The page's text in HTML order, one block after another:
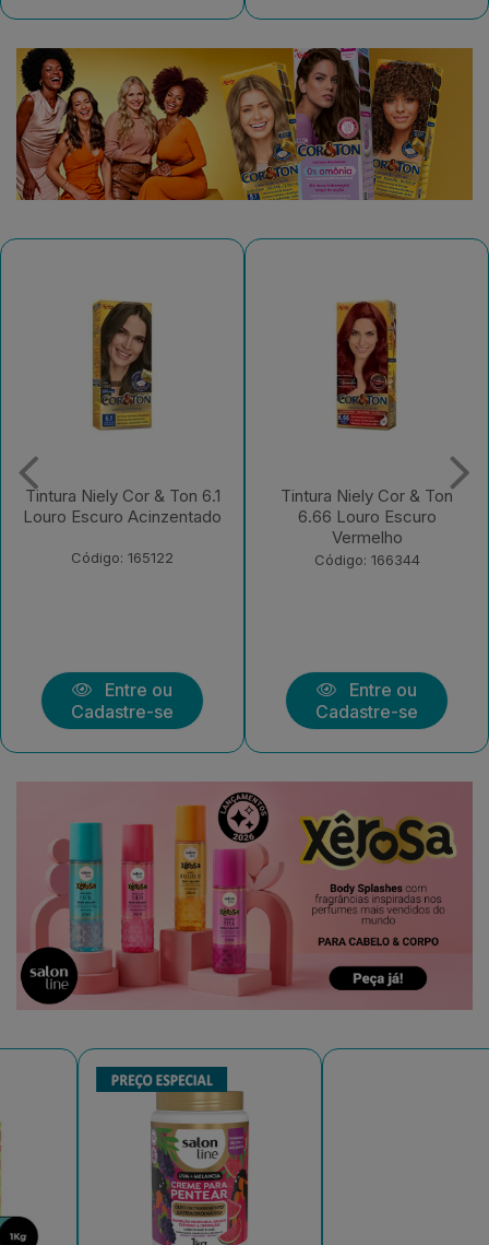
Tintura Niely Cor & Ton 6.1
Louro Escuro Acinzentado
Código: 165122
Entre ou
Cadastre-se
Tintura Niely Cor & Ton
6.66 Louro Escuro
Vermelho
Código: 166344
Entre ou
Cadastre-se